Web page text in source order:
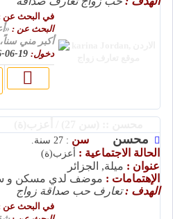
في البحث عن
البحث عن :
أكبر مني
دخول:
محسن سن : 27 سنة.
الحالة الاجتماعية : أعزب(ة)
عنوان : ميلة, الجزائر
الإهتمامات : موضف لدي مسكن و
الهدف :تعارف حب صداقة زواج
في البحث عن